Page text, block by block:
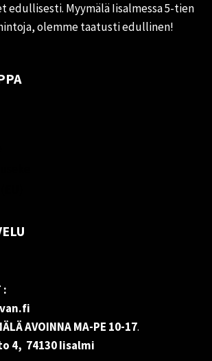
edullisesti. Myymälä Iisalmessa 5-tien
olemme taatusti edullinen!
:
AVOINNA MA-PE 10-17.
4, 74130 Iisalmi